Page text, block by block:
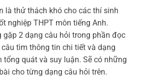
là thử thách khó cho các thí sinh
nghiệp THPT môn tiếng Anh.
gặp 2 dạng câu hỏi trong phần đọc
tìm thông tin chi tiết và dạng
tổng quát và suy luận. Sẽ có những
cho từng dạng câu hỏi trên.